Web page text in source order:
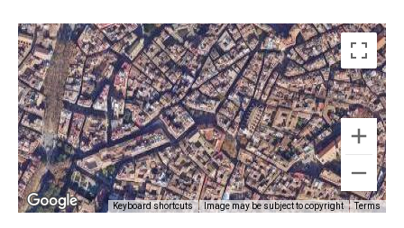
Keyboard shortcuts Image may be subject to copyright Terms